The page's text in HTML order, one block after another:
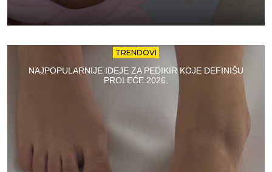
TRENDOVI
NAJPOPULARNIJE IDEJE ZA PEDIKIR KOJE DEFINIŠU
PROLEĆE 2026.